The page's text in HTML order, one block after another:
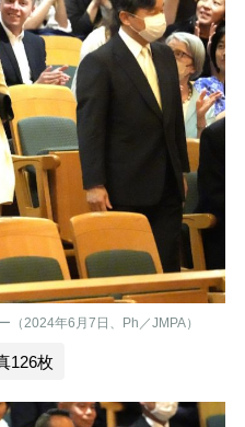
（2024年6月7日、Ph／JMPA）
126枚